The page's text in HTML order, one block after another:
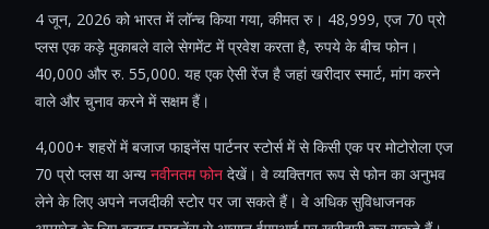
4 जून, 2026 को भारत में लॉन्च किया गया, कीमत रु। 48,999, एज 70 प्रो
प्लस एक कड़े मुकाबले वाले सेगमेंट में प्रवेश करता है, रुपये के बीच फोन।
40,000 और रु. 55,000. यह एक ऐसी रेंज है जहां खरीदार स्मार्ट, मांग करने
वाले और चुनाव करने में सक्षम हैं।
4,000+ शहरों में बजाज फाइनेंस पार्टनर स्टोर्स में से किसी एक पर मोटोरोला एज
70 प्रो प्लस या अन्य नवीनतम फोन देखें। वे व्यक्तिगत रूप से फोन का अनुभव
लेने के लिए अपने नजदीकी स्टोर पर जा सकते हैं। वे अधिक सुविधाजनक